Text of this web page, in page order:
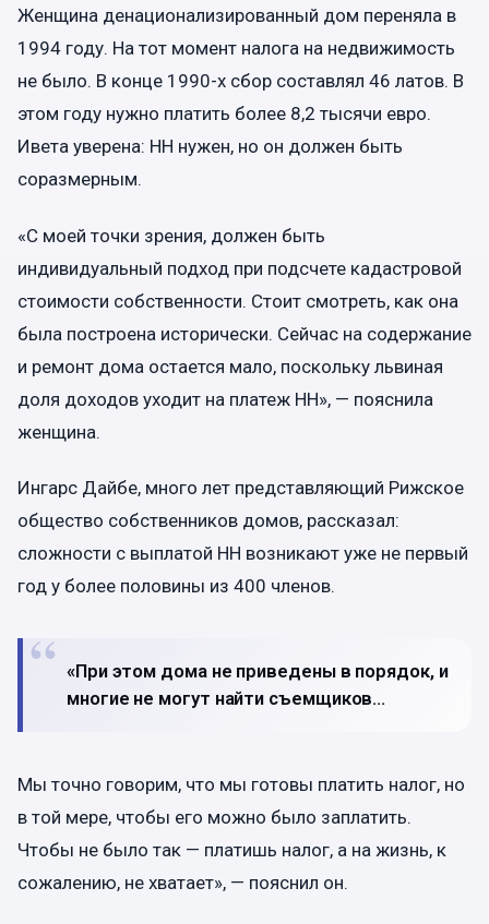
Женщина денационализированный дом переняла в
1994 году. На тот момент налога на недвижимость
не было. В конце 1990-х сбор составлял 46 латов. В
этом году нужно платить более 8,2 тысячи евро.
Ивета уверена: НН нужен, но он должен быть
соразмерным.
«С моей точки зрения, должен быть
индивидуальный подход при подсчете кадастровой
стоимости собственности. Стоит смотреть, как она
была построена исторически. Сейчас на содержание
и ремонт дома остается мало, поскольку львиная
доля доходов уходит на платеж НН», — пояснила
женщина.
Ингарс Дайбе, много лет представляющий Рижское
общество собственников домов, рассказал:
сложности с выплатой НН возникают уже не первый
год у более половины из 400 членов.
«При этом дома не приведены в порядок, и
многие не могут найти съемщиков…
Мы точно говорим, что мы готовы платить налог, но
в той мере, чтобы его можно было заплатить.
Чтобы не было так — платишь налог, а на жизнь, к
сожалению, не хватает», — пояснил он.